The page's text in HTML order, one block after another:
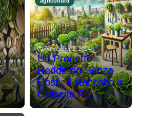
November 2, 2024
Un Progetto
Redditizio Senza
Costi: Il Raccolto a
Crescita Più...